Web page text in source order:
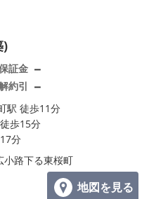
)
証金 －
約引 －
駅 徒歩11分
歩15分
分
小路下る東桜町
地図を見る